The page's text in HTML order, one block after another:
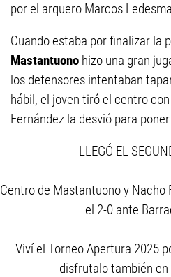
por el arquero Marcos
Cuando estaba por finalizar la
Mastantuono hizo una gran
los defensores intentaban
hábil, el joven tiró el centro
Fernández la desvió para
LLEGÓ EL
Centro de Mastantuono y Nacho
el 2-0 ante
Viví el Torneo Apertura 2025
disfrutalo también en